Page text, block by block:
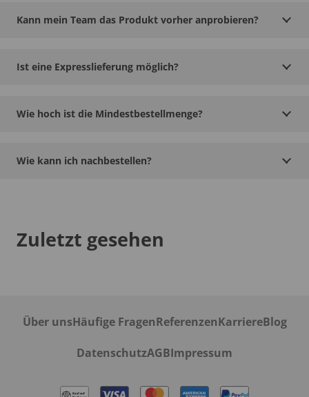
Kann mein Team das Produkt vorher anprobieren?
Ist eine Expresslieferung möglich?
Wie hoch ist die Mindestbestellmenge?
Wie kann ich nachbestellen?
Zuletzt gesehen
Über unsHäufige FragenReferenzenKarriereBlog
DatenschutzAGBImpressum